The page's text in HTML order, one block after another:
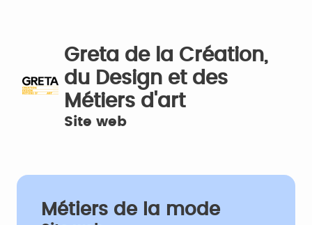
Greta de la Création,
du Design et des
Métiers d'art
Site web
Métiers de la mode